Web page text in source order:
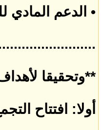
• الدعم المادي
**وتحقيقا
أولا: افتتاح